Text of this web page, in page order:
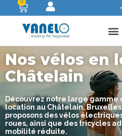
0
Nos vélos en
Châtelain
Découvrez notre large gamme
location au Châtelain,
proposons des vélos
roues, ainsi que des tricycles
mobilité réduite.